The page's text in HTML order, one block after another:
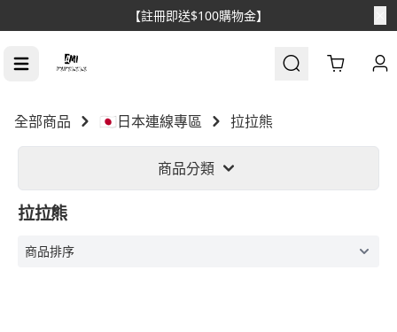
【註冊即送$100購物金】
Cart
全部商品 🇯🇵日本連線專區 拉拉熊
商品分類
拉拉熊